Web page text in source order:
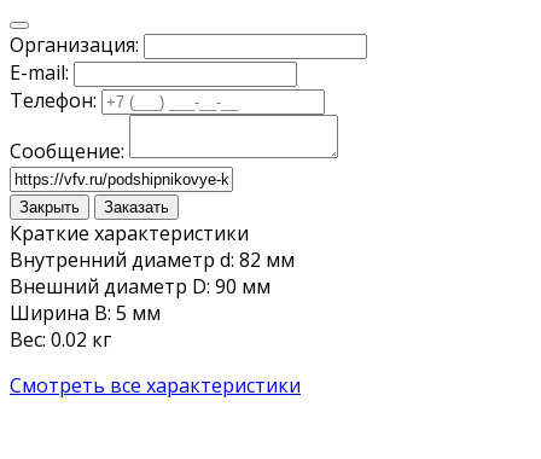
Организация:
E-mail:
Телефон:
Сообщение:
Закрыть Заказать
Краткие характеристики
Внутренний диаметр d: 82 мм
Внешний диаметр D: 90 мм
Ширина B: 5 мм
Вес: 0.02 кг
Смотреть все характеристики